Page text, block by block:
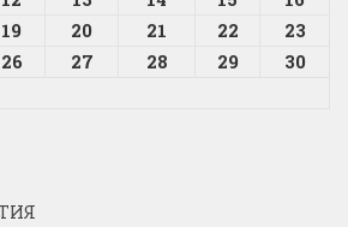
19 20 21 22
23
26 27 28 29
30